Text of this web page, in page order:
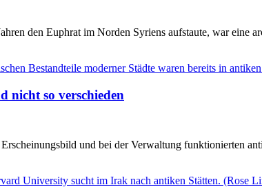
den Euphrat im Norden Syriens aufstaute, war eine
nicht so verschieden
und bei der Verwaltung funktionierten